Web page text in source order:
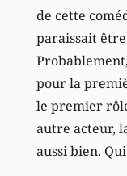
de cette
paraissait
pour la
le premier
autre acteur,
aussi bien.